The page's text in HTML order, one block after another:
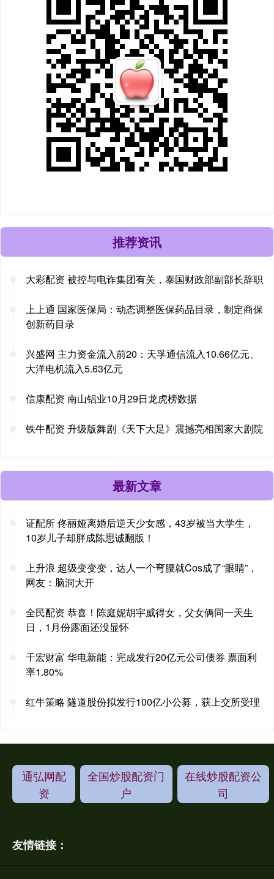
推荐资讯
大彩配资 被控与电诈集团有关，泰国财政部副部长辞职
上上通 国家医保局：动态调整医保药品目录，制定商保
创新药目录
兴盛网 主力资金流入前20：天孚通信流入10.66亿元、
大洋电机流入5.63亿元
信康配资 南山铝业10月29日龙虎榜数据
铁牛配资 升级版舞剧《天下大足》震撼亮相国家大剧院
最新文章
证配所 佟丽娅离婚后逆天少女感，43岁被当大学生，
10岁儿子却胖成陈思诚翻版！
上升浪 超级变变变，达人一个弯腰就Cos成了“眼睛”，
网友：脑洞大开
全民配资 恭喜！陈庭妮胡宇威得女，父女俩同一天生
日，1月份露面还没显怀
千宏财富 华电新能：完成发行20亿元公司债券 票面利
率1.80%
红牛策略 隧道股份拟发行100亿小公募，获上交所受理
通弘网配
资
全国炒股配资门
户
在线炒股配资公
司
友情链接：